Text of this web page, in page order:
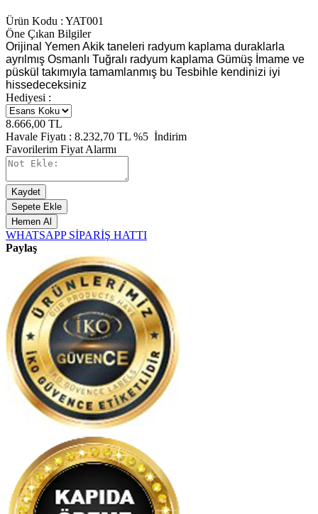
Ürün Kodu : YAT001
Öne Çıkan Bilgiler
Orijinal Yemen Akik taneleri radyum kaplama duraklarla
ayrılmış Osmanlı Tuğralı radyum kaplama Gümüş İmame ve
püskül takımıyla tamamlanmış bu Tesbihle kendinizi iyi
hissedeceksiniz
Hediyesi :
8.666,00 TL
Havale Fiyatı : 8.232,70 TL %5 İndirim
Favorilerim Fiyat Alarmı
Kaydet
Sepete Ekle
Hemen Al
WHATSAPP SİPARİŞ HATTI
Paylaş